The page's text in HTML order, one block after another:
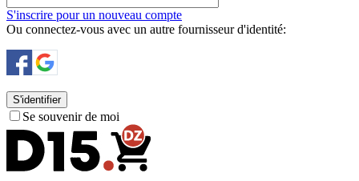
S'inscrire pour un nouveau compte
Ou connectez-vous avec un autre fournisseur d'identité:
S'identifier
Se souvenir de moi